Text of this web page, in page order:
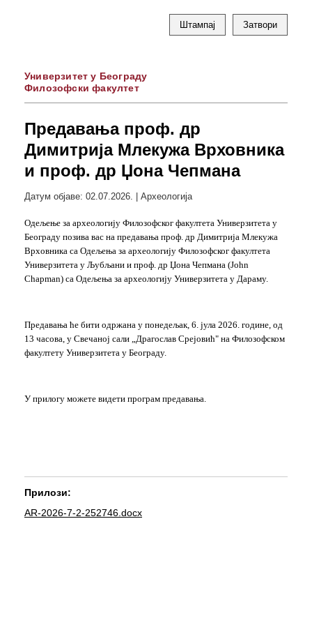
Штампај Затвори
Универзитет у Београду
Филозофски факултет
Предавања проф. др
Димитрија Млекужа Врховника
и проф. др Џона Чепмана
Датум објаве: 02.07.2026. | Археологија
Одељење за археологију Филозофског факултета Универзитета у
Београду позива вас на предавања проф. др Димитрија Млекужа
Врховника са Одељења за археологију Филозофског факултета
Универзитета у Љубљани и проф. др Џона Чепмана (John
Chapman) са Одељења за археологију Универзитета у Дараму.
Предавања ће бити одржана у понедељак, 6. јула 2026. године, од
13 часова, у Свечаној сали „Драгослав Срејовић" на Филозофском
факултету Универзитета у Београду.
У прилогу можете видети програм предавања.
Прилози:
AR-2026-7-2-252746.docx